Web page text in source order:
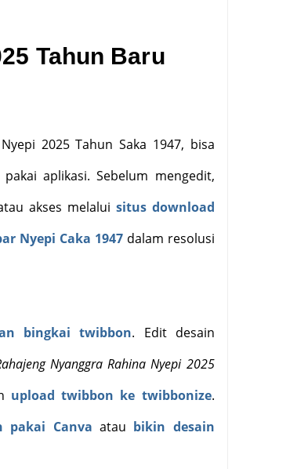
Tahun Baru
2025 Tahun Saka 1947, bisa
aplikasi. Sebelum mengedit,
akses melalui situs download
Nyepi Caka 1947dalam resolusi
bingkai twibbon. Edit desain
Nyanggra Rahina Nyepi 2025
upload twibbon ke twibbonize.
pakai Canva atau bikin desain